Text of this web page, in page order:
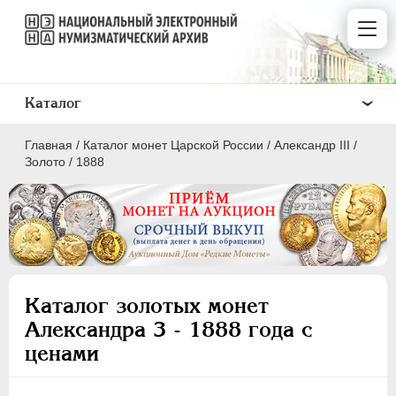
Главная / Каталог монет Царской России / Александр III /
Золото / 1888
Каталог золотых монет
Александра 3 - 1888 года с
ценами
Каталог
ПEТР I 1699 - 1725
ПЕТР II 1727-1729
АННА ИОАННОВНА
1730-1740
ИОАНН АНТОНОВИЧ